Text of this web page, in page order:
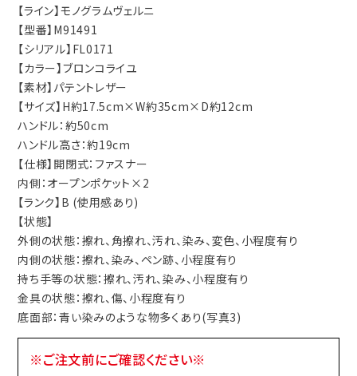
【ライン】モノグラムヴェルニ
【型番】M91491
【シリアル】FL0171
【カラー】ブロンコライユ
【素材】パテントレザー
【サイズ】H約17.5cm×W約35cm×D約12cm
ハンドル：約50cm
ハンドル高さ：約19cm
【仕様】開閉式：ファスナー
内側：オープンポケット×2
【ランク】B (使用感あり)
【状態】
外側の状態：擦れ、角擦れ、汚れ、染み、変色、小程度有り
内側の状態：擦れ、染み、ペン跡、小程度有り
持ち手等の状態：擦れ、汚れ、染み、小程度有り
金具の状態：擦れ、傷、小程度有り
底面部：青い染みのような物多くあり(写真3)
※ご注文前にご確認ください※